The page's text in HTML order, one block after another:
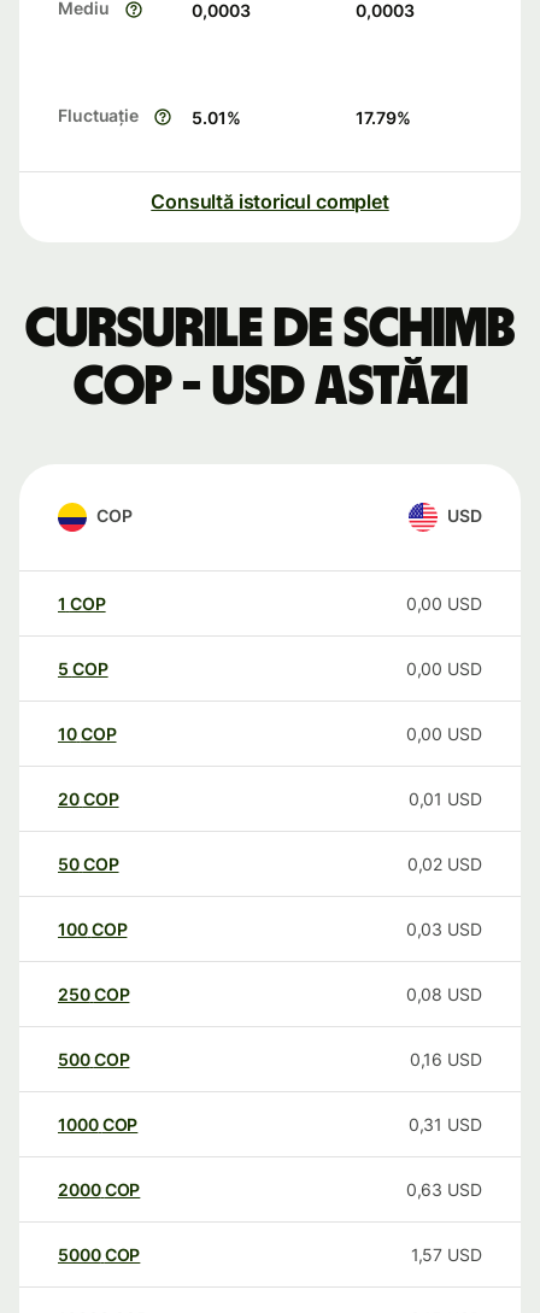
Mediu 0,0003 0,0003
Fluctuație 5.01% 17.79%
Consultă istoricul complet
Cursurile de schimb
COP - USD astăzi
COP USD
1 COP 0,00 USD
5 COP 0,00 USD
10COP 0,00 USD
20COP 0,01 USD
50COP 0,02 USD
100COP 0,03 USD
250COP 0,08 USD
500COP 0,16 USD
1000COP 0,31 USD
2000COP 0,63 USD
5000COP 1,57 USD